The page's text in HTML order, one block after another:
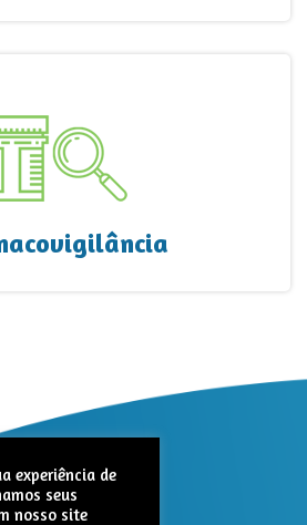
experiência de
seus
nosso site